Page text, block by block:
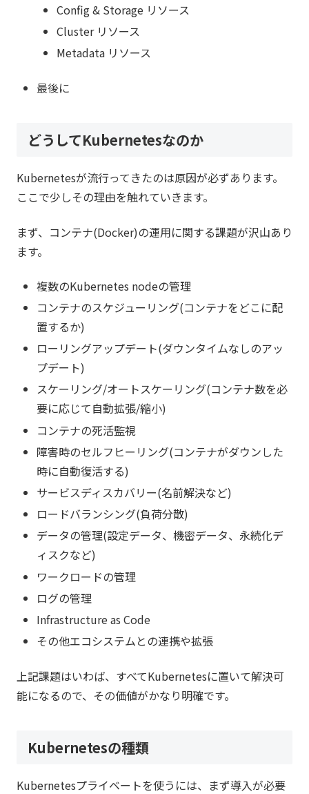
Config & Storage リソース
Cluster リソース
Metadata リソース
最後に
どうしてKubernetesなのか
Kubernetesが流行ってきたのは原因が必ずあります。
ここで少しその理由を触れていきます。
まず、コンテナ(Docker)の運用に関する課題が沢山あり
ます。
複数のKubernetes nodeの管理
コンテナのスケジューリング(コンテナをどこに配
置するか)
ローリングアップデート(ダウンタイムなしのアッ
プデート)
スケーリング/オートスケーリング(コンテナ数を必
要に応じて自動拡張/縮小)
コンテナの死活監視
障害時のセルフヒーリング(コンテナがダウンした
時に自動復活する)
サービスディスカバリー(名前解決など)
ロードバランシング(負荷分散)
データの管理(設定データ、機密データ、永続化デ
ィスクなど)
ワークロードの管理
ログの管理
Infrastructure as Code
その他エコシステムとの連携や拡張
上記課題はいわば、すべてKubernetesに置いて解決可
能になるので、その価値がかなり明確です。
Kubernetesの種類
Kubernetesプライベートを使うには、まず導入が必要